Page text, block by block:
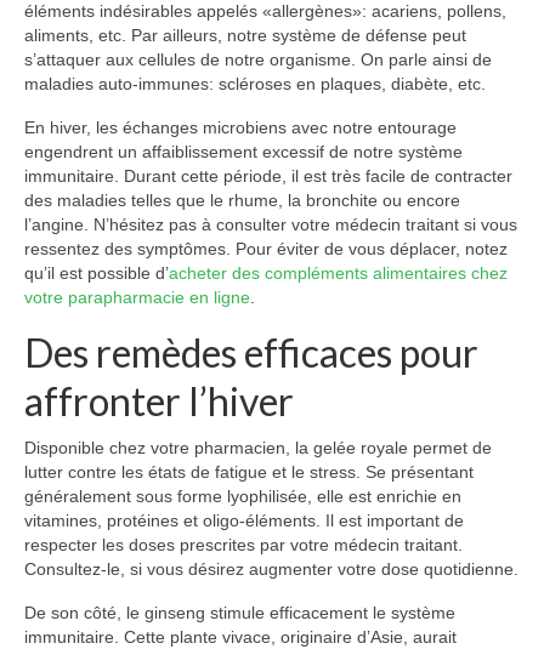
éléments indésirables appelés «allergènes»: acariens, pollens,
aliments, etc. Par ailleurs, notre système de défense peut
s’attaquer aux cellules de notre organisme. On parle ainsi de
maladies auto-immunes: scléroses en plaques, diabète, etc.
En hiver, les échanges microbiens avec notre entourage
engendrent un affaiblissement excessif de notre système
immunitaire. Durant cette période, il est très facile de contracter
des maladies telles que le rhume, la bronchite ou encore
l’angine. N’hésitez pas à consulter votre médecin traitant si vous
ressentez des symptômes. Pour éviter de vous déplacer, notez
qu’il est possible d’acheter des compléments alimentaires chez
votre parapharmacie en ligne
Des remèdes efficaces pour
affronter l’hiver
Disponible chez votre pharmacien, la gelée royale permet de
lutter contre les états de fatigue et le stress. Se présentant
généralement sous forme lyophilisée, elle est enrichie en
vitamines, protéines et oligo-éléments. Il est important de
respecter les doses prescrites par votre médecin traitant.
Consultez-le, si vous désirez augmenter votre dose quotidienne.
De son côté, le ginseng stimule efficacement le système
immunitaire. Cette plante vivace, originaire d’Asie, aurait